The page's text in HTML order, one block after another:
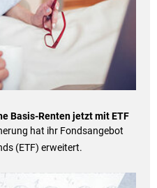
Basis-Renten jetzt mit ETF
hat ihr Fondsangebot
(ETF) erweitert.